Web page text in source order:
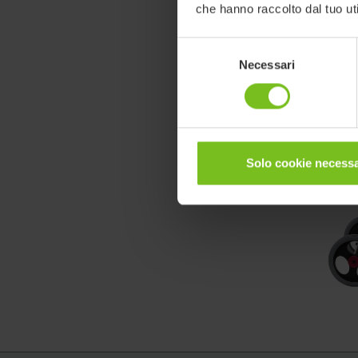
che hanno raccolto dal tuo
Necessari
Solo cookie
camminare e
Crocodile
utilizzato da